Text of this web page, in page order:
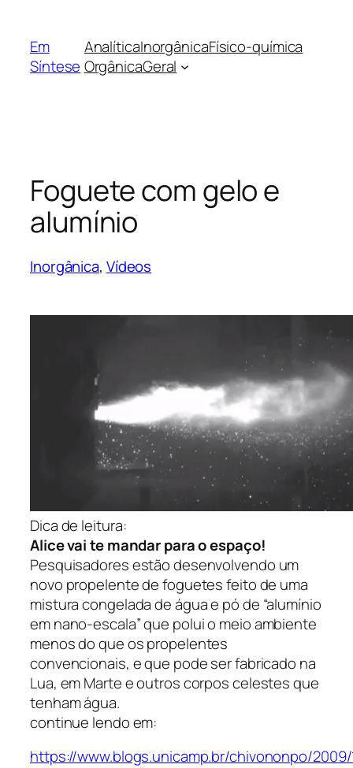
conteúdo
Em
Síntese
AnalíticaInorgânicaFísico-química
OrgânicaGeral
Foguete com gelo e
alumínio
Inorgânica, Vídeos
Dica de leitura:
Alice vai te mandar para o espaço!
Pesquisadores estão desenvolvendo um
novo propelente de foguetes feito de uma
mistura congelada de água e pó de “alumínio
em nano-escala” que polui o meio ambiente
menos do que os propelentes
convencionais, e que pode ser fabricado na
Lua, em Marte e outros corpos celestes que
tenham água.
continue lendo em:
https://www.blogs.unicamp.br/chivononpo/